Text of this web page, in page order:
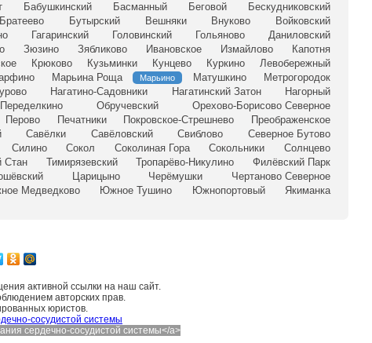
Бабушкинский Басманный Беговой
Бескудниковский
Братеево Бутырский Вешняки Внуково
Войковский
Гагаринский Головинский Гольяново
Даниловский
Зюзино Зябликово Ивановское Измайлово
Капотня
Крюково Кузьминки Кунцево Куркино
Левобережный
Марьина Роща Марьино Матушкино
Метрогородок
Нагатино-Садовники Нагатинский Затон
Нагорный
Обручевский
Орехово-Борисово Северное
Перово Печатники Покровское-Стрешнево
Преображенское
Савёлки Савёловский Свиблово
Северное Бутово
Силино Сокол Соколиная Гора Сокольники
Солнцево
Стан Тимирязевский Тропарёво-Никулино
Филёвский Парк
Царицыно Черёмушки
Чертаново Северное
Медведково Южное Тушино Южнопортовый
Якиманка
активной ссылки на наш сайт.
авторских прав.
юристов.
сосудистой системы
сердечно-сосудистой системы</a>